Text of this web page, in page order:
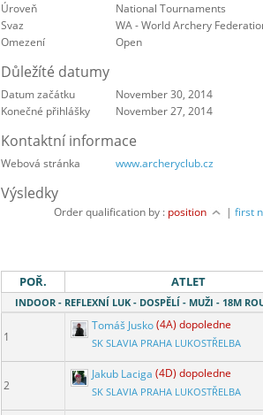
Úroveň
National Tournaments
Svaz
WA - World Archery
Omezení
Open
Důležíté datumy
Datum začátku November 30, 2014
Konečné přihlášky
November 27, 2014
Kontaktní informace
Webová stránka www.archeryclub.cz
Výsledky
Order qualification by : position |first
POŘ. ATLET
INDOOR - REFLEXNÍ LUK - DOSPĚLÍ - MUŽI - 18M
1
Tomáš Jusko(4A) dopoledne
SK SLAVIA PRAHA LUKOSTŘELBA
2
Jakub Laciga (4D) dopoledne
SK SLAVIA PRAHA LUKOSTŘELBA